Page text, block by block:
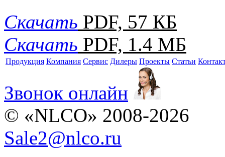
Скачать PDF, 57 КБ
Скачать PDF, 1.4 МБ
Продукция Компания Сервис Дилеры Проекты Статьи
Звонок онлайн
© «NLCO» 2008-2026
Sale2@nlco.ru